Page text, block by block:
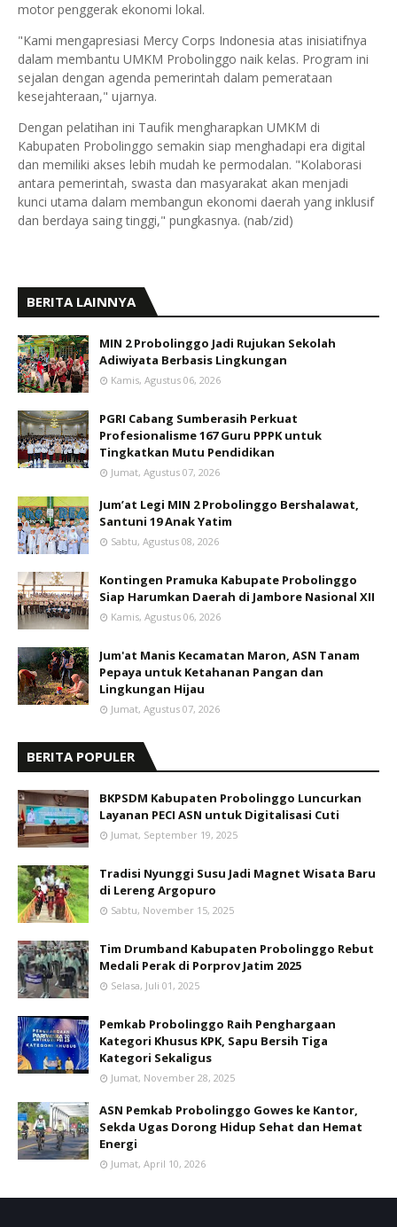
motor penggerak ekonomi lokal.
"Kami mengapresiasi Mercy Corps Indonesia atas inisiatifnya
dalam membantu UMKM Probolinggo naik kelas. Program ini
sejalan dengan agenda pemerintah dalam pemerataan
kesejahteraan," ujarnya.
Dengan pelatihan ini Taufik mengharapkan UMKM di
Kabupaten Probolinggo semakin siap menghadapi era digital
dan memiliki akses lebih mudah ke permodalan. "Kolaborasi
antara pemerintah, swasta dan masyarakat akan menjadi
kunci utama dalam membangun ekonomi daerah yang inklusif
dan berdaya saing tinggi," pungkasnya. (nab/zid)
BERITA LAINNYA
MIN 2 Probolinggo Jadi Rujukan Sekolah
Adiwiyata Berbasis Lingkungan
Kamis, Agustus 06, 2026
PGRI Cabang Sumberasih Perkuat
Profesionalisme 167 Guru PPPK untuk
Tingkatkan Mutu Pendidikan
Jumat, Agustus 07, 2026
Jum’at Legi MIN 2 Probolinggo Bershalawat,
Santuni 19 Anak Yatim
Sabtu, Agustus 08, 2026
Kontingen Pramuka Kabupate Probolinggo
Siap Harumkan Daerah di Jambore Nasional XII
Kamis, Agustus 06, 2026
Jum'at Manis Kecamatan Maron, ASN Tanam
Pepaya untuk Ketahanan Pangan dan
Lingkungan Hijau
Jumat, Agustus 07, 2026
BERITA POPULER
BKPSDM Kabupaten Probolinggo Luncurkan
Layanan PECI ASN untuk Digitalisasi Cuti
Jumat, September 19, 2025
Tradisi Nyunggi Susu Jadi Magnet Wisata Baru
di Lereng Argopuro
Sabtu, November 15, 2025
Tim Drumband Kabupaten Probolinggo Rebut
Medali Perak di Porprov Jatim 2025
Selasa, Juli 01, 2025
Pemkab Probolinggo Raih Penghargaan
Kategori Khusus KPK, Sapu Bersih Tiga
Kategori Sekaligus
Jumat, November 28, 2025
ASN Pemkab Probolinggo Gowes ke Kantor,
Sekda Ugas Dorong Hidup Sehat dan Hemat
Energi
Jumat, April 10, 2026